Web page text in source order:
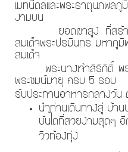
เมทนีดลและพระธาตุนภพล
งามบน
ยอดเขาสูง ที่สร้างขึ้น
สมเด็จพระปรมินทร มหาภูมิ
สมเด็จ
พระนางเจ้าสิริกิติ์ พระบ
พระชมน์มายุ ครบ 5 รอบ
รับประทานอาหารก
นำท่านเดินทางสู่ บ้าน
บันไดที่สวยงามสุดๆ อี
วิวท้องทุ่ง